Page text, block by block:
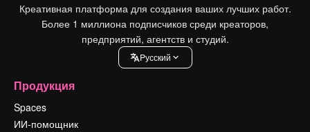
Креативная платформа для создания ваших лучших работ.
Более 1 миллиона подписчиков среди креаторов,
предприятий, агентств и студий.
Pусский
Продукция
Spaces
ИИ-помощник